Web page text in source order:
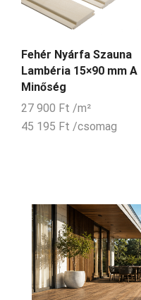
Fehér Nyárfa Szauna
Lambéria 15×90 mm A
Minőség
27 900 Ft /m²
45 195 Ft /csomag